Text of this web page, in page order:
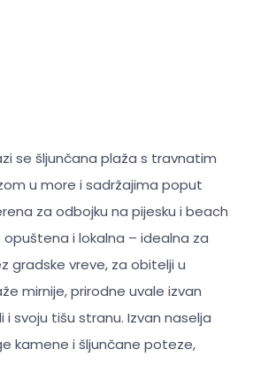
se šljunčana plaža s travnatim
u more i sadržajima poput
za odbojku na pijesku i beach
i lokalna – idealna za
gradske vreve, za obitelji u
mirnije, prirodne uvale izvan
i svoju tišu stranu. Izvan naselja
kamene i šljunčane poteze,